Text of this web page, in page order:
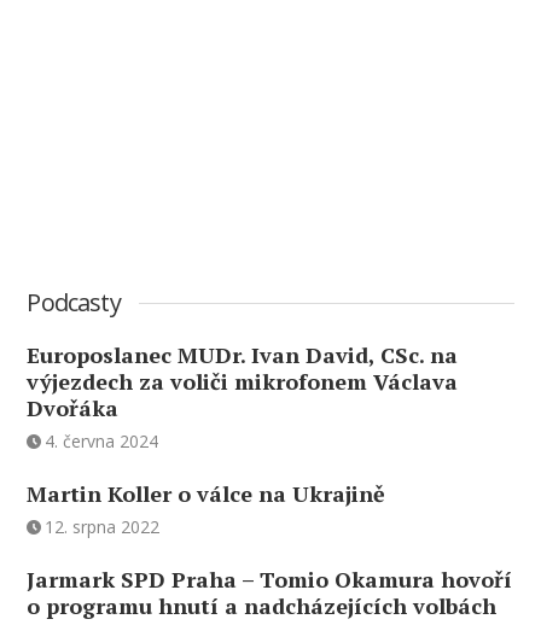
Podcasty
Europoslanec MUDr. Ivan David, CSc. na
výjezdech za voliči mikrofonem Václava
Dvořáka
4. června 2024
Martin Koller o válce na Ukrajině
12. srpna 2022
Jarmark SPD Praha – Tomio Okamura hovoří
o programu hnutí a nadcházejících volbách